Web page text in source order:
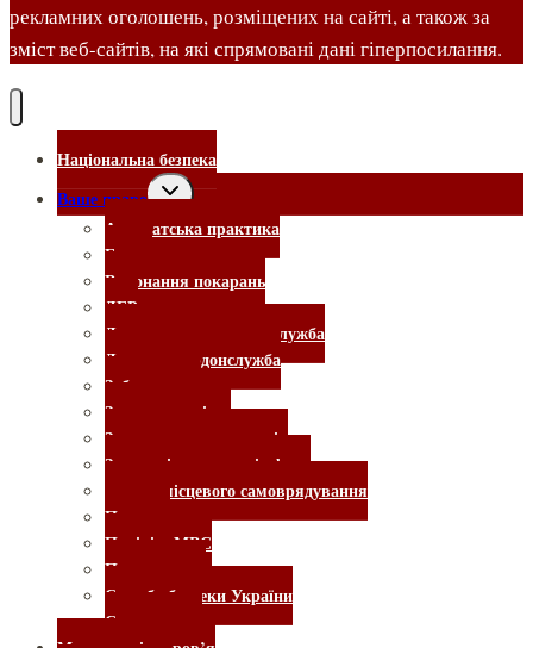
рекламних оголошень, розміщених на сайті, а також за
зміст веб-сайтів, на які спрямовані дані гіперпосилання.
Національна безпека
Ваше право
Адвокатська практика
Банки
Виконання покарань
ДБР
Державна виконавча служба
Держприкордонслужба
Забудовники
Законотворчість
Захист прав споживачів
Земельні та житлові афери
органи місцевого самоврядування
Податки
Поліція, МВС
Прокуратура
Служба безпеки України
Судочинство